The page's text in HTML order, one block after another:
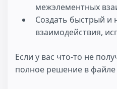
межэлементных
Создать быстрый
взаимодействия,
Если у вас что-то не
полное решение в файле